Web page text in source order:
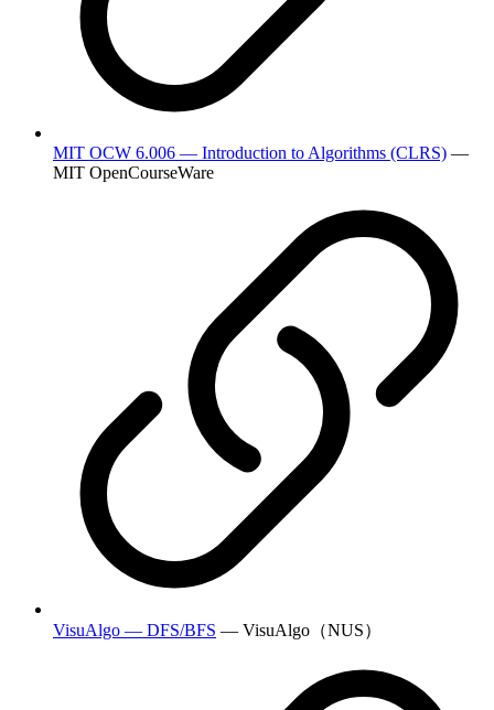
MIT OCW 6.006 — Introduction to Algorithms (CLRS) —
MIT OpenCourseWare
VisuAlgo — DFS/BFS — VisuAlgo（NUS）